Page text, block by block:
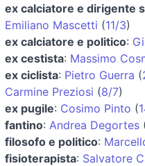
ex calciatore e dirigente
Emiliano Mascetti (11/3)
ex calciatore e politico:
ex cestista: Massimo
ex ciclista: Pietro Guerra (
Carmine Preziosi (8/7)
ex pugile: Cosimo Pinto (
fantino: Andrea Degortes
filosofo e politico:
fisioterapista: Salvatore